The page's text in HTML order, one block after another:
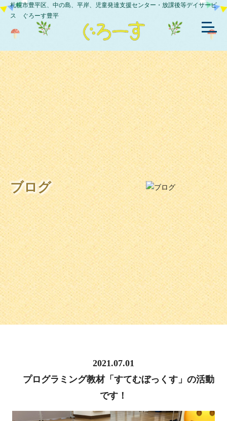
札幌市豊平区、中の島、平岸、児童発達支援センター・放課後等デイサービ
ス ぐろーす豊平
ブログ
2021.07.01
プログラミング教材「すてむぼっくす」の活動
です！